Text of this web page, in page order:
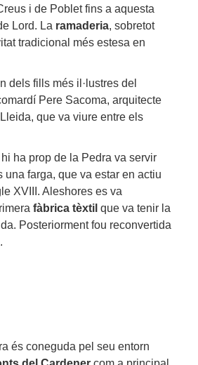
i de Poblet fins a aquesta
Lord. La ramaderia, sobretot
tradicional més estesa en
dels fills més il·lustres del
Pere Sacoma, arquitecte
que va viure entre els
ha prop de la Pedra va servir
una farga, que va estar en actiu
XVIII. Aleshores es va
fàbrica tèxtil que va tenir la
Posteriorment fou reconvertida
és coneguda pel seu entorn